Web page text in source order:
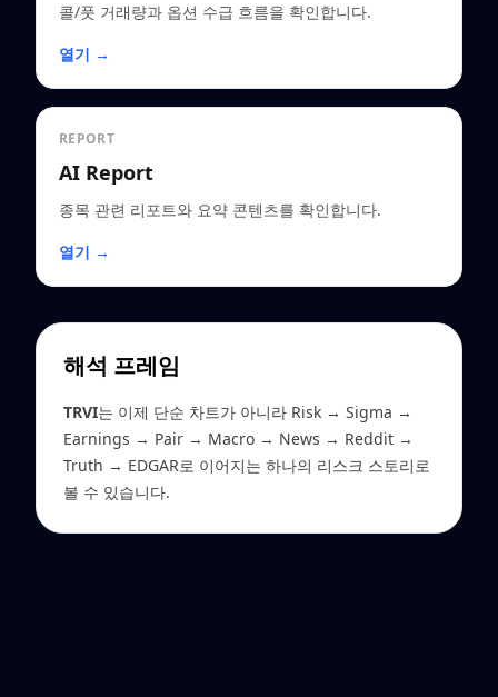
콜/풋 거래량과 옵션 수급 흐름을 확인합니다.
열기 →
REPORT
AI Report
종목 관련 리포트와 요약 콘텐츠를 확인합니다.
열기 →
해석 프레임
TRVI는 이제 단순 차트가 아니라 Risk → Sigma →
Earnings → Pair → Macro → News → Reddit →
Truth → EDGAR로 이어지는 하나의 리스크 스토리로
볼 수 있습니다.